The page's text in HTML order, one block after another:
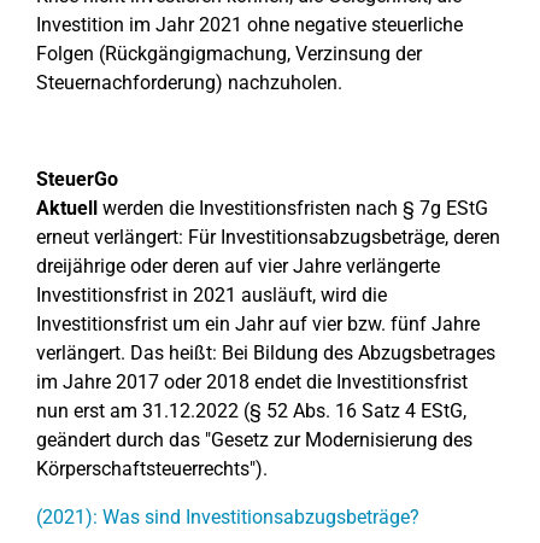
Investition im Jahr 2021 ohne negative steuerliche
Folgen (Rückgängigmachung, Verzinsung der
Steuernachforderung) nachzuholen.
SteuerGo
Aktuell werden die Investitionsfristen nach § 7g EStG
erneut verlängert: Für Investitionsabzugsbeträge, deren
dreijährige oder deren auf vier Jahre verlängerte
Investitionsfrist in 2021 ausläuft, wird die
Investitionsfrist um ein Jahr auf vier bzw. fünf Jahre
verlängert. Das heißt: Bei Bildung des Abzugsbetrages
im Jahre 2017 oder 2018 endet die Investitionsfrist
nun erst am 31.12.2022 (§ 52 Abs. 16 Satz 4 EStG,
geändert durch das "Gesetz zur Modernisierung des
Körperschaftsteuerrechts").
(2021): Was sind Investitionsabzugsbeträge?